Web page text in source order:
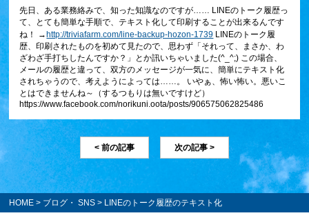
先日、ある業務絡みで、知った知識なのですが…… LINEのトーク履歴っ
て、とても簡単な手順で、テキスト化して印刷することが出来るんです
ね！ → http://triviafarm.com/line-backup-hozon-1739 LINEのトーク履
歴、印刷されたものを初めて見たので、思わず「それって、まさか、わ
ざわざ手打ちしたんですか？」とか訊いちゃいました(^_^;) この場合、
メールの履歴と違って、双方のメッセージが一気に、簡単にテキスト化
されちゃうので、考えようによっては……。 いやぁ、怖い怖い。悪いこ
とはできませんね～（するつもりは無いですけど）
https://www.facebook.com/norikuni.oota/posts/906575062825486
< 前の記事 次の記事 >
HOME > ブログ・ SNS > LINEのトーク履歴のテキスト化